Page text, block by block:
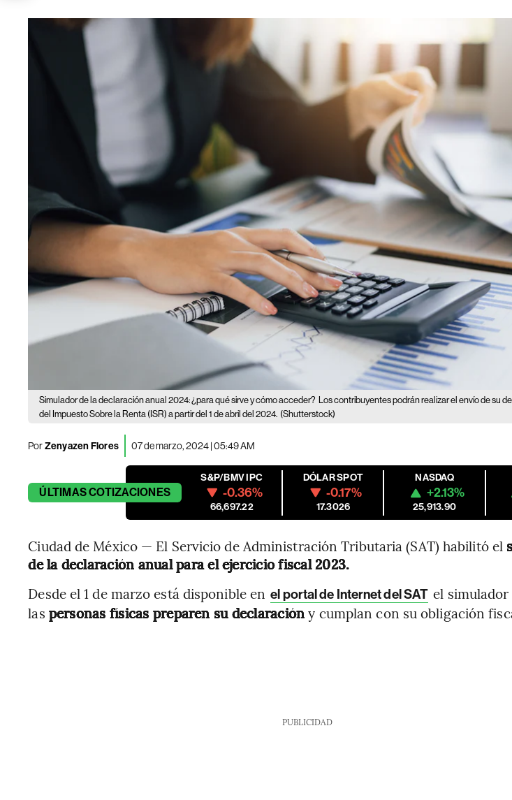
Simulador de la declaración anual 2024: ¿para qué sirve y cómo acceder? Los contribuyentes podrán realizar el envío de su
del Impuesto Sobre la Renta (ISR) a partir del 1 de abril del 2024. (Shutterstock)
PorZenyazen Flores 07 de marzo, 2024 | 05:49 AM
ÚLTIMASCOTIZACIONES
S&P/BMV IPC
-0.36%
66,697.22
DÓLAR SPOT
-0.17%
17.3026
NASDAQ
+2.13%
25,913.90
Ciudad de México — El Servicio de Administración Tributaria (SAT) habilitó el
de la declaración anual para el ejercicio fiscal 2023.
Desde el 1 de marzo está disponible en el portal de Internet del SAT el simulador
las personas físicas preparen su declaracióny cumplan con su obligación
PUBLICIDAD